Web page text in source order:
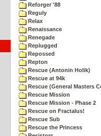
Reforger '88
Reguly
Relax
Renaissance
Renegade
Replugged
Repossed
Repton
Rescue (Antonin Holik)
Rescue at 94k
Rescue (General Masters
Rescue Mission
Rescue Mission - Phase 2
Rescue on Fractalus!
Rescue Sub
Rescue the Princess